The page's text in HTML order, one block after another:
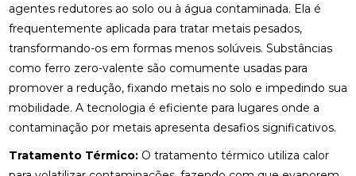
agentes redutores ao solo ou à água contaminada. Ela é
frequentemente aplicada para tratar metais pesados,
transformando-os em formas menos solúveis. Substâncias
como ferro zero-valente são comumente usadas para
promover a redução, fixando metais no solo e impedindo sua
mobilidade. A tecnologia é eficiente para lugares onde a
contaminação por metais apresenta desafios significativos.
Tratamento Térmico:O tratamento térmico utiliza calor